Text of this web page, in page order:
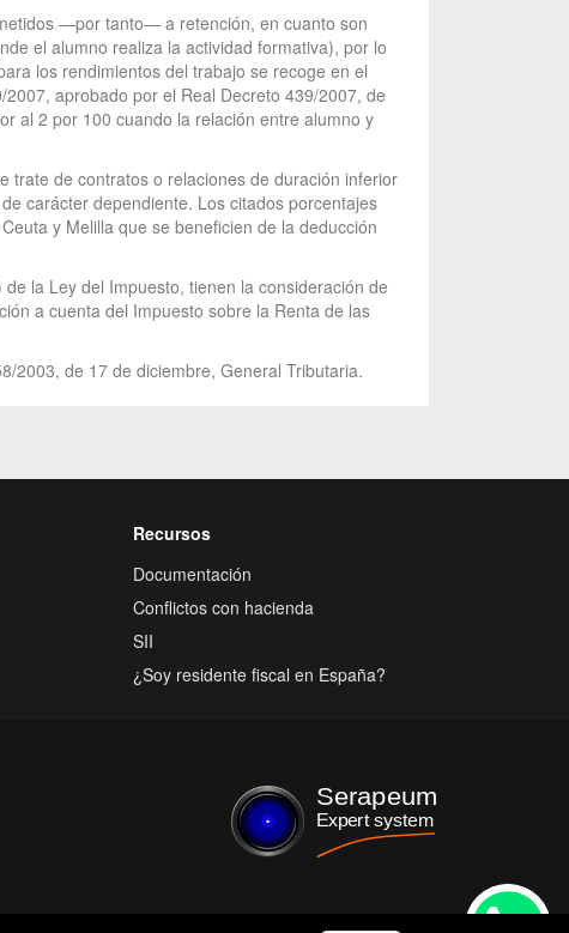
—por tanto— a retención, en cuanto son
el alumno realiza la actividad formativa), por lo
los rendimientos del trabajo se recoge en el
aprobado por el Real Decreto 439/2007, de
al 2 por 100 cuando la relación entre alumno y
trate de contratos o relaciones de duración inferior
carácter dependiente. Los citados porcentajes
y Melilla que se beneficien de la deducción
la Ley del Impuesto, tienen la consideración de
a cuenta del Impuesto sobre la Renta de las
2003, de 17 de diciembre, General Tributaria.
Recursos
Documentación
Conflictos con hacienda
SII
¿Soy residente fiscal en España?